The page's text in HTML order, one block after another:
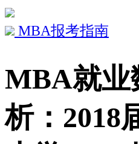
MBA报考指南
MBA就业
析：2018